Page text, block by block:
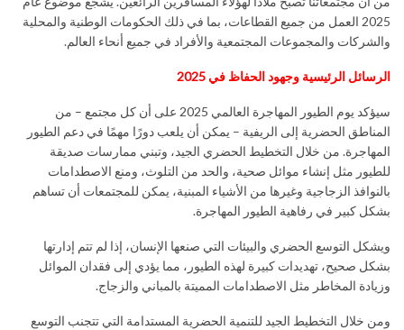
2025 العمل من جميع القطاعات، بما في ذلك الحكومات الوطنية والمحلية
والشركات والمجموعات المجتمعية والأفراد في جميع أنحاء العالم.
الرسائل الرئيسية وجهود الحفاظ في 2025
سيؤكد يوم الطيور المهاجرة العالمي 2025 على أن كل مجتمع – من
المناطق الحضرية إلى الريفية – يمكن أن يلعب دورًا مهمًا في دعم الطيور
المهاجرة. من خلال التخطيط الحضري الجيد، وتبني ممارسات صديقة
للطيور مثل إنشاء موائل صحية، والحد من التلوث، ومنع الاصطدامات
بالنوافذ الزجاجية وغيرها من الأشياء المبنية، يمكن للمجتمعات أن تساهم
بشكل كبير في رفاهية الطيور المهاجرة.
ويشكل التوسع الحضري والبيئات التي صنعها الإنسان، إذا لم تتم إدارتها
بشكل صحيح، تهديدات كبيرة لهذه الطيور، مما يؤدي إلى فقدان الموائل
وزيادة المخاطر مثل الاصطدامات المميتة بالمباني والزجاج.
ومن خلال التخطيط الجيد للتنمية الحضرية المستدامة التي تتجنب التوسع